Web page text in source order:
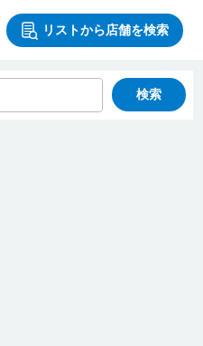
リストから店舗を検索
検索